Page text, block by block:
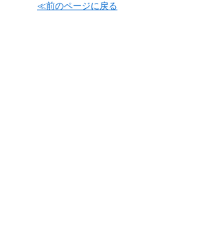
≪前のページに戻る